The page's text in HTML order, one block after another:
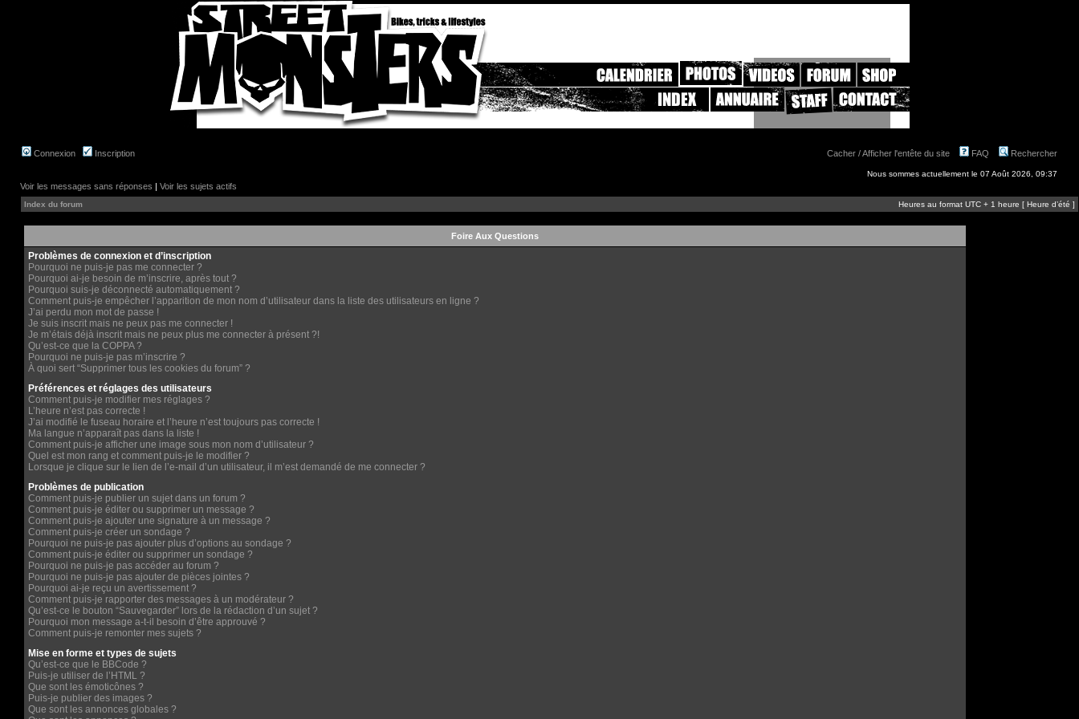
Connexion Inscription Cacher / Afficher l'entête du site FAQ Rechercher
Nous sommes actuellement le 07 Août 2026, 09:37
Voir les messages sans réponses | Voir les sujets actifs
Index du forum Heures au format UTC + 1 heure [ Heure d’été ]
Foire Aux Questions
Problèmes de connexion et d’inscription
Pourquoi ne puis-je pas me connecter ?
Pourquoi ai-je besoin de m’inscrire, après tout ?
Pourquoi suis-je déconnecté automatiquement ?
Comment puis-je empêcher l’apparition de mon nom d’utilisateur dans la liste des utilisateurs en ligne ?
J’ai perdu mon mot de passe !
Je suis inscrit mais ne peux pas me connecter !
Je m’étais déjà inscrit mais ne peux plus me connecter à présent ?!
Qu’est-ce que la COPPA ?
Pourquoi ne puis-je pas m’inscrire ?
À quoi sert “Supprimer tous les cookies du forum” ?
Préférences et réglages des utilisateurs
Comment puis-je modifier mes réglages ?
L’heure n’est pas correcte !
J’ai modifié le fuseau horaire et l’heure n’est toujours pas correcte !
Ma langue n’apparaît pas dans la liste !
Comment puis-je afficher une image sous mon nom d’utilisateur ?
Quel est mon rang et comment puis-je le modifier ?
Lorsque je clique sur le lien de l’e-mail d’un utilisateur, il m’est demandé de me connecter ?
Problèmes de publication
Comment puis-je publier un sujet dans un forum ?
Comment puis-je éditer ou supprimer un message ?
Comment puis-je ajouter une signature à un message ?
Comment puis-je créer un sondage ?
Pourquoi ne puis-je pas ajouter plus d’options au sondage ?
Comment puis-je éditer ou supprimer un sondage ?
Pourquoi ne puis-je pas accéder au forum ?
Pourquoi ne puis-je pas ajouter de pièces jointes ?
Pourquoi ai-je reçu un avertissement ?
Comment puis-je rapporter des messages à un modérateur ?
Qu’est-ce le bouton “Sauvegarder” lors de la rédaction d’un sujet ?
Pourquoi mon message a-t-il besoin d’être approuvé ?
Comment puis-je remonter mes sujets ?
Mise en forme et types de sujets
Qu’est-ce que le BBCode ?
Puis-je utiliser de l’HTML ?
Que sont les émoticônes ?
Puis-je publier des images ?
Que sont les annonces globales ?